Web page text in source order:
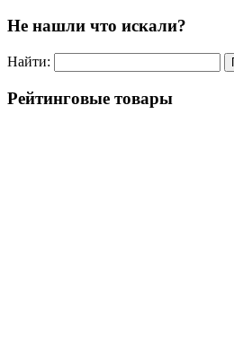
Не нашли что искали?
Найти:
Рейтинговые товары